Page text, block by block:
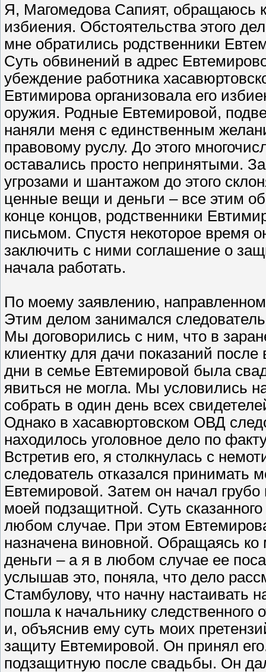
Я, Магомедова Сапият, обращаюсь
избиения. Обстоятельства этого
мне обратились родственники
Суть обвинений в адрес
убеждение работника
Евтимирова организовала его
оружия. Родные Евтемировой,
наняли меня с единственным
правовому руслу. До этого
оставались просто непринятыми.
угрозами и шантажом до этого
ценные вещи и деньги – все этим
конце концов, родственники
письмом. Спустя некоторое время
заключить с ними соглашение о
начала работать.
По моему заявлению,
Этим делом занимался
Мы договорились с ним, что в
клиентку для дачи показаний
дни в семье Евтемировой была
явиться не могла. Мы условились
собрать в один день всех
Однако в хасавюртовском ОВД
находилось уголовное дело по
Встретив его, я столкнулась с
следователь отказался принимать
Евтемировой. Затем он начал
моей подзащитной. Суть
любом случае. При этом
назначена виновной. Обращаясь
деньги – а я в любом случае ее
услышав это, поняла, что дело
Стамбулову, что начну настаивать
пошла к начальнику
и, объяснив ему суть моих
защиту Евтемировой. Он принял
подзащитную после свадьбы. Он